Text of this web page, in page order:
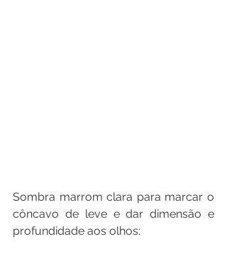
Sombra marrom clara para marcar o
côncavo de leve e dar dimensão e
profundidade aos olhos: